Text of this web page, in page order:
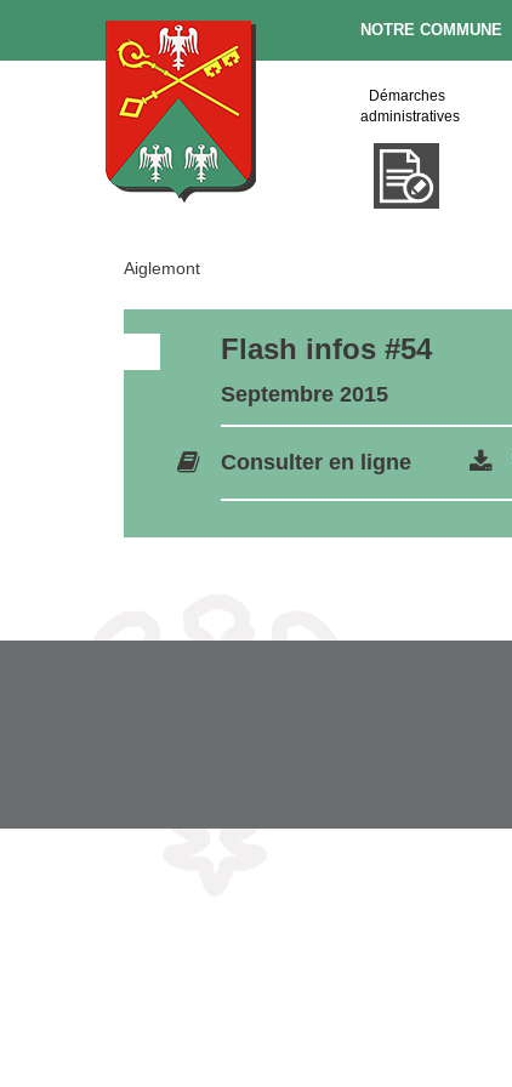
NOTRE COMMUNE
Démarches
administratives
Aiglemont
Flash infos #54
Septembre 2015
Consulter en ligne